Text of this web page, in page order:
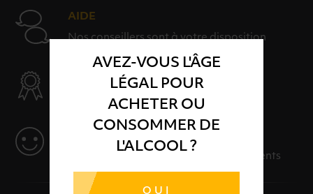
AVEZ-VOUS L'ÂGE
LÉGAL POUR
ACHETER OU
CONSOMMER DE
L'ALCOOL ?
OUI
AIDE
Nos conseillers sont à votre disposition
SÉLECTION & QUALITÉ
Des produits sélectionnés avec soins
Des solutions adaptées à vos événements